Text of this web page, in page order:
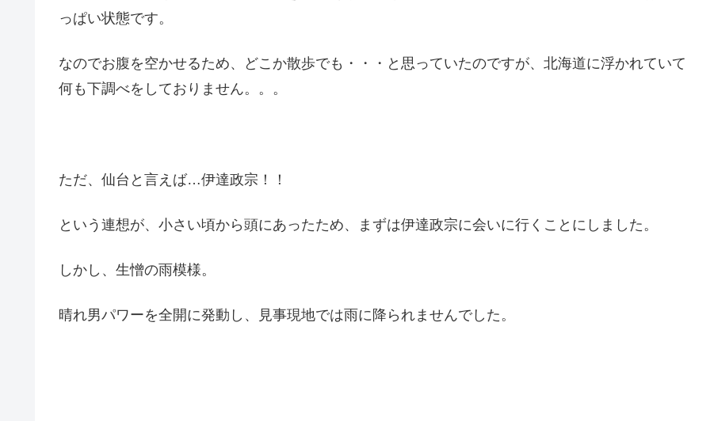
っぱい状態です。
なのでお腹を空かせるため、どこか散歩でも・・・と思っていたのですが、北海道に浮かれていて
何も下調べをしておりません。。。
ただ、仙台と言えば…伊達政宗！！
という連想が、小さい頃から頭にあったため、まずは伊達政宗に会いに行くことにしました。
しかし、生憎の雨模様。
晴れ男パワーを全開に発動し、見事現地では雨に降られませんでした。